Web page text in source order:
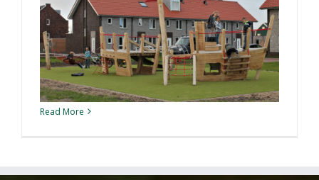
Read More